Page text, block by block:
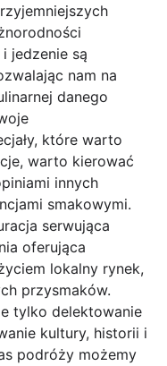
jedzenie są
nam na
danego
które warto
warto kierować
innych
smakowymi.
serwująca
oferująca
lokalny rynek,
przysmaków.
tylko delektowanie
kultury, historii i
podróży możemy